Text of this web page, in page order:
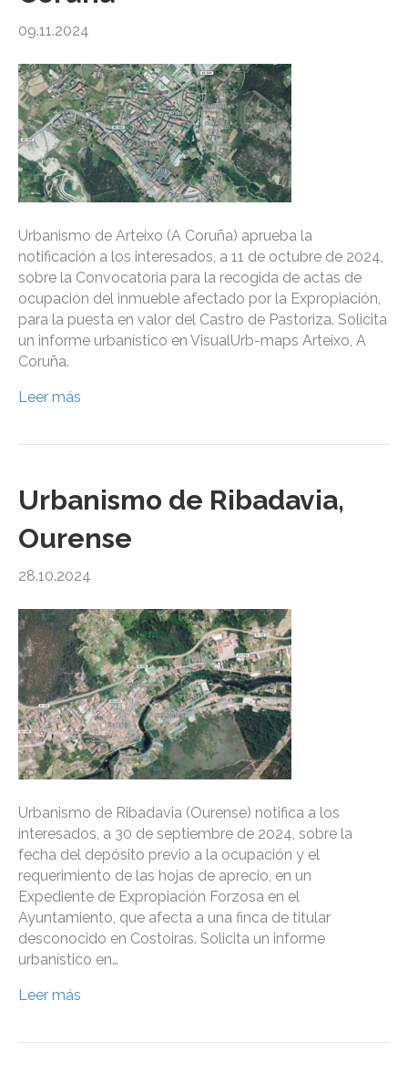
09.11.2024
Urbanismo de Arteixo (A Coruña) aprueba la
notificación a los interesados, a 11 de octubre de 2024,
sobre la Convocatoria para la recogida de actas de
ocupación del inmueble afectado por la Expropiación,
para la puesta en valor del Castro de Pastoriza. Solicita
un informe urbanístico en VisualUrb-maps Arteixo, A
Coruña.
Leer más
Urbanismo de Ribadavia,
Ourense
28.10.2024
Urbanismo de Ribadavia (Ourense) notifica a los
interesados, a 30 de septiembre de 2024, sobre la
fecha del depósito previo a la ocupación y el
requerimiento de las hojas de aprecio, en un
Expediente de Expropiación Forzosa en el
Ayuntamiento, que afecta a una finca de titular
desconocido en Costoiras. Solicita un informe
urbanístico en…
Leer más